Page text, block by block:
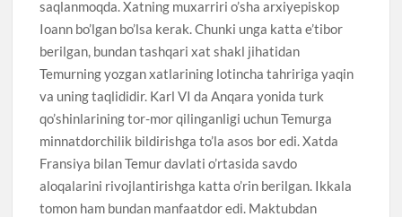
saqlanmoqda. Xatning muxarriri o’sha arxiyepiskop
Ioann bo’lgan bo’lsa kerak. Chunki unga katta e’tibor
berilgan, bundan tashqari xat shakl jihatidan
Temurning yozgan xatlarining lotincha tahririga yaqin
va uning taqlididir. Karl VI da Anqara yonida turk
qo’shinlarining tor-mor qilinganligi uchun Temurga
minnatdorchilik bildirishga to’la asos bor edi. Xatda
Fransiya bilan Temur davlati o’rtasida savdo
aloqalarini rivojlantirishga katta o’rin berilgan. Ikkala
tomon ham bundan manfaatdor edi. Maktubdan